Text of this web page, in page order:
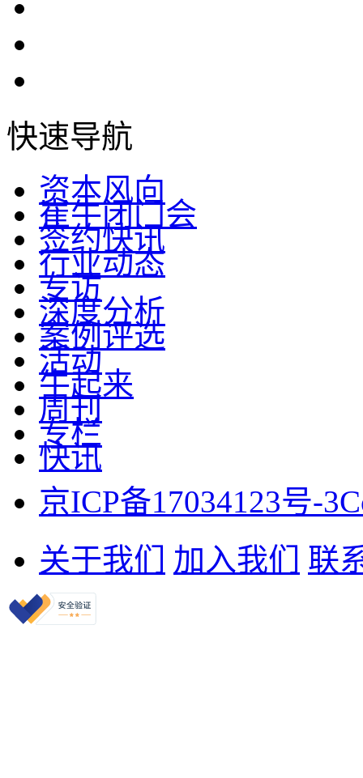
快速导航
资本风向
崔牛闭门会
签约快讯
行业动态
专访
深度分析
案例评选
活动
牛起来
周刊
专栏
快讯
京ICP备17034123号-3
关于我们
加入我们 联